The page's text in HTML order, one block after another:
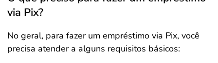
via Pix?
No geral, para fazer um empréstimo via Pix, você
precisa atender a alguns requisitos básicos: